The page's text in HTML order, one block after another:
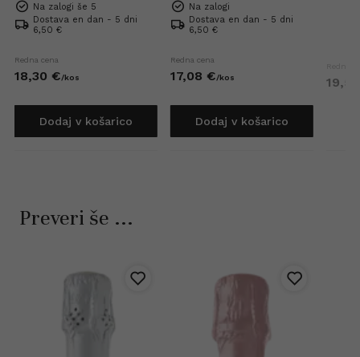
Na zalogi še 5
Dostava en dan - 5 dni
6,50 €
Redna cena
18,30 €/kos
Dodaj v košarico
Na zalogi
Dostava en dan - 5 dni
6,50 €
Redna cena
17,08 €/kos
Dodaj v košarico
19,
Preveri še ...